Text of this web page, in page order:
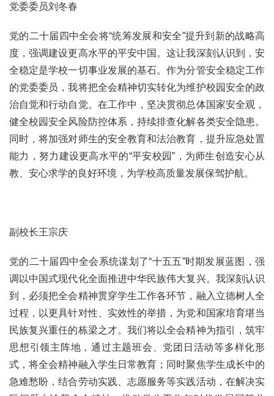
党委委员刘冬春
党的二十届四中全会将“统筹发展和安全”提升到新的战略高
度，强调建设更高水平的平安中国。这让我深刻认识到，安
全稳定是学校一切事业发展的基石。作为分管安全稳定工作
的党委委员，我将把全会精神切实转化为维护校园安全的政
治自觉和行动自觉。在工作中，坚决贯彻总体国家安全观，
健全校园安全风险防控体系，持续排查化解各类安全隐患。
同时，将加强对师生的安全教育和法治教育，提升应急处置
能力，努力建设更高水平的“平安校园”，为师生创造安心从
教、安心求学的良好环境，为学校高质量发展保驾护航。
副校长王宗庆
党的二十届四中全会系统谋划了“十五五”时期发展蓝图，强
调以中国式现代化全面推进中华民族伟大复兴。我深刻认识
到，必须把全会精神贯穿学生工作各环节，融入立德树人全
过程，以更具针对性、实效性的举措，为党和国家培育堪当
民族复兴重任的栋梁之才。我们将以全会精神为指引，筑牢
思想引领主阵地，通过主题班会、党团日活动等多样化形
式，将全会精神融入学生日常教育；同时聚焦学生成长中的
急难愁盼，结合劳动实践、志愿服务等实践活动，在解决实